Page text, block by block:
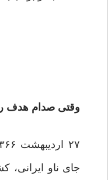
وقتی صدام هدف
جای ناو ایرانی،